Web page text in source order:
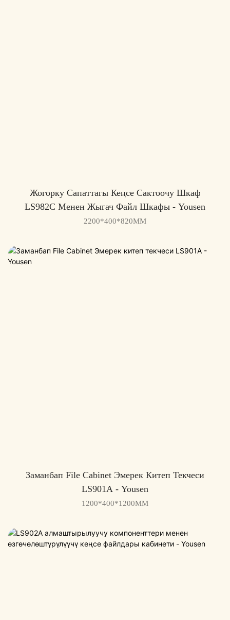
Жогорку Сапаттагы Кеңсе Сактоочу Шкаф
LS982C Менен Жыгач Файл Шкафы - Yousen
2200*400*820MM
Заманбап File Cabinet Эмерек Китеп Текчеси
LS901A - Yousen
1200*400*1200MM